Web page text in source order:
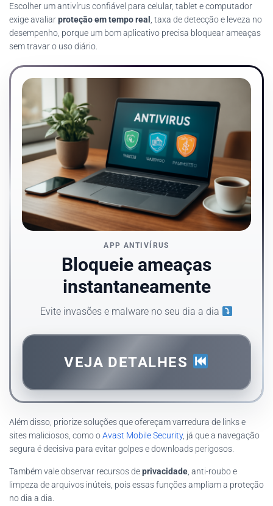
Escolher um antivírus confiável para celular, tablet e computador
exige avaliarproteção em tempo real , taxa de detecção e leveza no
desempenho, porque um bom aplicativo precisa bloquear ameaças
sem travar o uso diário.
APP ANTIVÍRUS
Bloqueie ameaças
instantaneamente
Evite invasões e malware no seu dia a dia
VEJA DETALHES
Além disso, priorize soluções que ofereçam varredura de links e
sites maliciosos, como oAvast Mobile Security, já que a navegação
segura é decisiva para evitar golpes e downloads perigosos.
Também vale observar recursos deprivacidade , anti-roubo e
limpeza de arquivos inúteis, pois essas funções ampliam a proteção
no dia a dia.